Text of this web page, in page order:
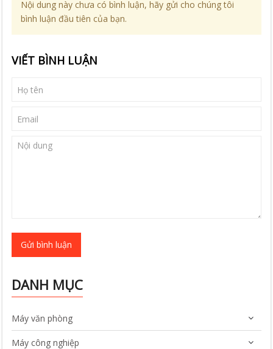
Nội dung này chưa có bình luận, hãy gửi cho chúng tôi
bình luận đầu tiên của bạn.
VIẾT BÌNH LUẬN
Gửi bình luận
DANH MỤC
Máy văn phòng
Máy công nghiệp